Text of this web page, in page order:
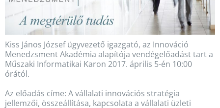
Kiss János József ügyvezető igazgató, az Innováció
Menedzsment Akadémia alapítója vendégelőadást tart a
Műszaki Informatikai Karon 2017. április 5-én 10:00
órától.
Az előadás címe: A vállalati innovációs stratégia
jellemzői, összeállítása, kapcsolata a vállalati üzleti